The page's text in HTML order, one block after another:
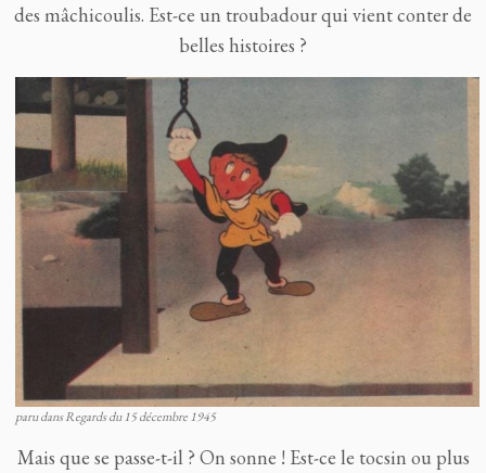
des mâchicoulis. Est-ce un troubadour qui vient conter de
belles histoires ?
paru dans Regards du 15 décembre 1945
Mais que se passe-t-il ? On sonne ! Est-ce le tocsin ou plus